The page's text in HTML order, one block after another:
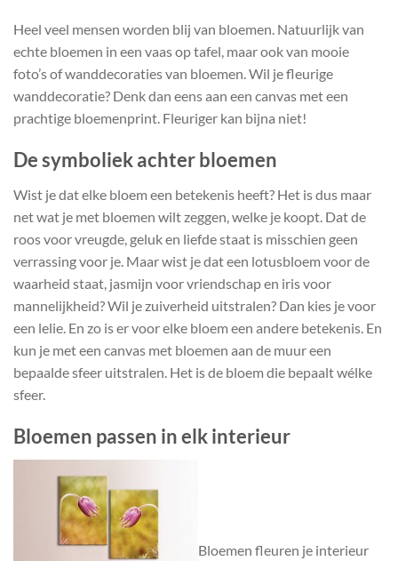
Heel veel mensen worden blij van bloemen. Natuurlijk van
echte bloemen in een vaas op tafel, maar ook van mooie
foto’s of wanddecoraties van bloemen. Wil je fleurige
wanddecoratie? Denk dan eens aan een canvas met een
prachtige bloemenprint. Fleuriger kan bijna niet!
De symboliek achter bloemen
Wist je dat elke bloem een betekenis heeft? Het is dus maar
net wat je met bloemen wilt zeggen, welke je koopt. Dat de
roos voor vreugde, geluk en liefde staat is misschien geen
verrassing voor je. Maar wist je dat een lotusbloem voor de
waarheid staat, jasmijn voor vriendschap en iris voor
mannelijkheid? Wil je zuiverheid uitstralen? Dan kies je voor
een lelie. En zo is er voor elke bloem een andere betekenis. En
kun je met een canvas met bloemen aan de muur een
bepaalde sfeer uitstralen. Het is de bloem die bepaalt wélke
sfeer.
Bloemen passen in elk interieur
Bloemen fleuren je interieur